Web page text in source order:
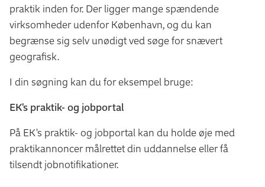
Opbygge god struktur for et automationsprojekt og
styre projektet fra start til slut
Lave tidsplan
Bidrage til det gode teamsamarbejde med god
forretningsforståelse
praktik inden for. Der ligger mange spændende
virksomheder udenfor København, og du kan
begrænse sig selv unødigt ved søge for snævert
geografisk.
I din søgning kan du for eksempel bruge:
EK's praktik- og jobportal
På EK's praktik- og jobportal kan du holde øje med
praktikannoncer målrettet din uddannelse eller få
tilsendt jobnotifikationer.